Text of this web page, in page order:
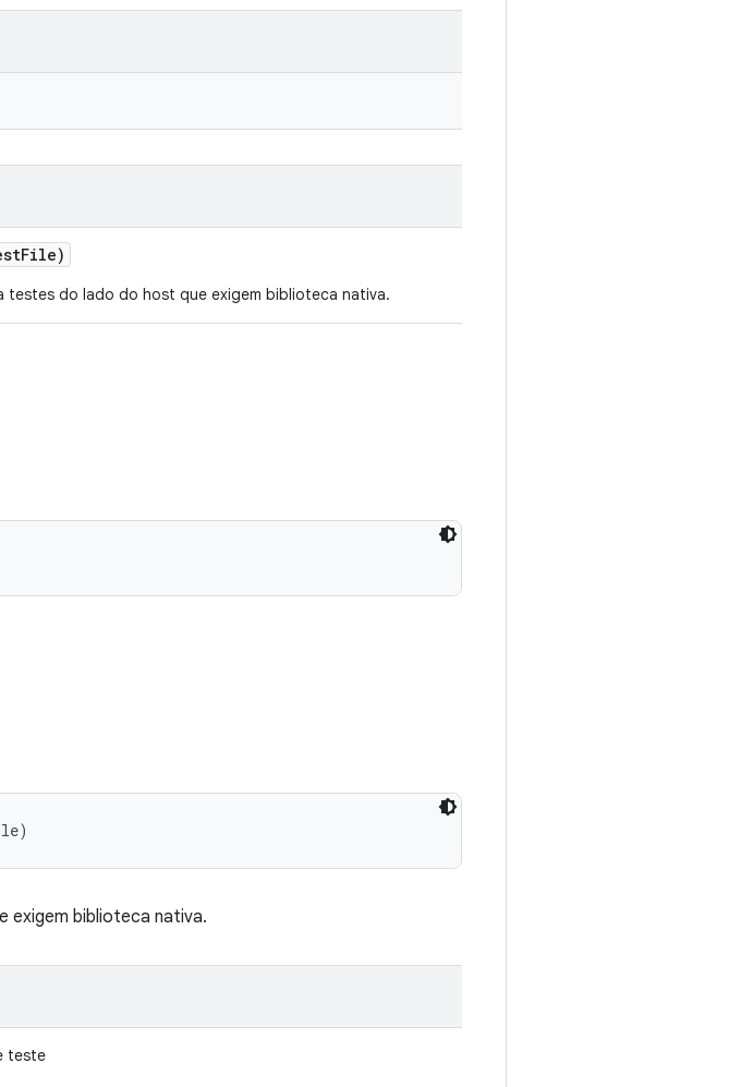
File)
testes do lado do host que exigem biblioteca nativa.
exigem biblioteca nativa.
teste